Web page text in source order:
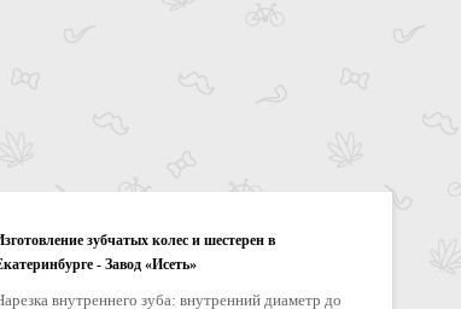
зубчатых колес и шестерен в
- Завод «Исеть»
внутреннего зуба: внутренний диаметр до